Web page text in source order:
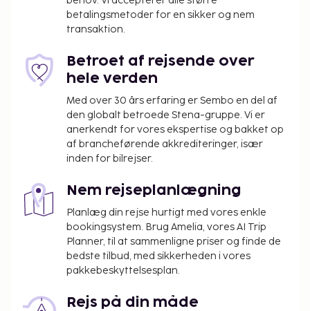
inklusive gratis trådløs internetadgang og
concierge-tjenester. Dette overnatningssted har
VisitEngland, Englands nationale turistorganisation.
Gebyr for baby-/barneseng: 15.0 GBP pr. dag
Ovenstående liste er muligvis ikke fuldstændig.
Gebyrer og depositummer inkluderer muligvis ikke
skat og kan ændres uden varsel.
Ét barn, i alderen 2 år eller derunder, kan
værelse, hvis de eksisterende sengepladser
benyttes.
betalingsmetoder for en sikker og nem
transaktion.
Betroet af rejsende over
hele verden
Med over 30 års erfaring er Sembo en del af
den globalt betroede Stena-gruppe. Vi er
anerkendt for vores ekspertise og bakket op
af brancheførende akkrediteringer, især
inden for bilrejser.
Nem rejseplanlægning
Planlæg din rejse hurtigt med vores enkle
bookingsystem. Brug Amelia, vores AI Trip
Planner, til at sammenligne priser og finde de
bedste tilbud, med sikkerheden i vores
pakkebeskyttelsesplan.
Rejs på din måde